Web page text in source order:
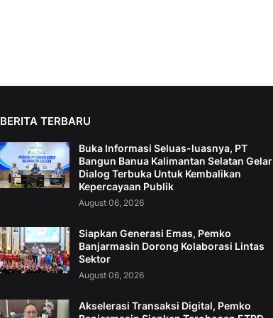
BERITA TERBARU
Buka Informasi Seluas-luasnya, PT
Bangun Banua Kalimantan Selatan Gelar
Dialog Terbuka Untuk Kembalikan
Kepercayaan Publik
August 06, 2026
Siapkan Generasi Emas, Pemko
Banjarmasin Dorong Kolaborasi Lintas
Sektor
August 06, 2026
Akselerasi Transaksi Digital, Pemko